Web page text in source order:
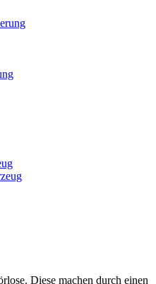
Diese machen durch einen